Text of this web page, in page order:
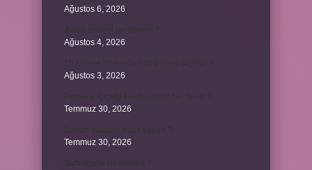
Ağustos 6, 2026
Ağustos 4, 2026
Ağustos 3, 2026
Temmuz 30, 2026
Temmuz 30, 2026